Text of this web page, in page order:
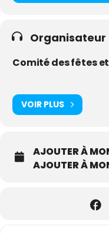
Organisateur
Comité des fêtes
VOIR PLUS
AJOUTER À
AJOUTER À